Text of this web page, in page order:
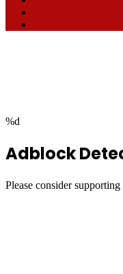
%d
Adblock
Please consider